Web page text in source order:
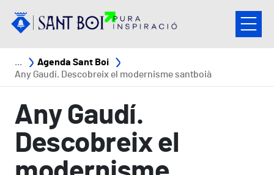
Fil d'ariadna
Agenda Sant Boi
Any Gaudí. Descobreix el modernisme santboià
Any Gaudí.
Descobreix el